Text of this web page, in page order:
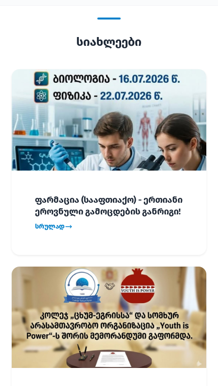
სიახლეები
ფარმაცია (სააფთიაქო) - ერთიანი
ეროვნული გამოცდების განრიგი!
სრულად